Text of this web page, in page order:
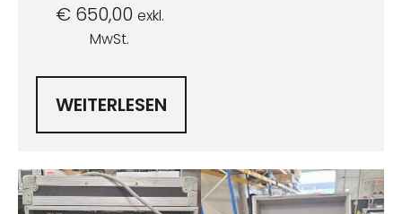
€650,00 exkl.
MwSt.
WEITERLESEN